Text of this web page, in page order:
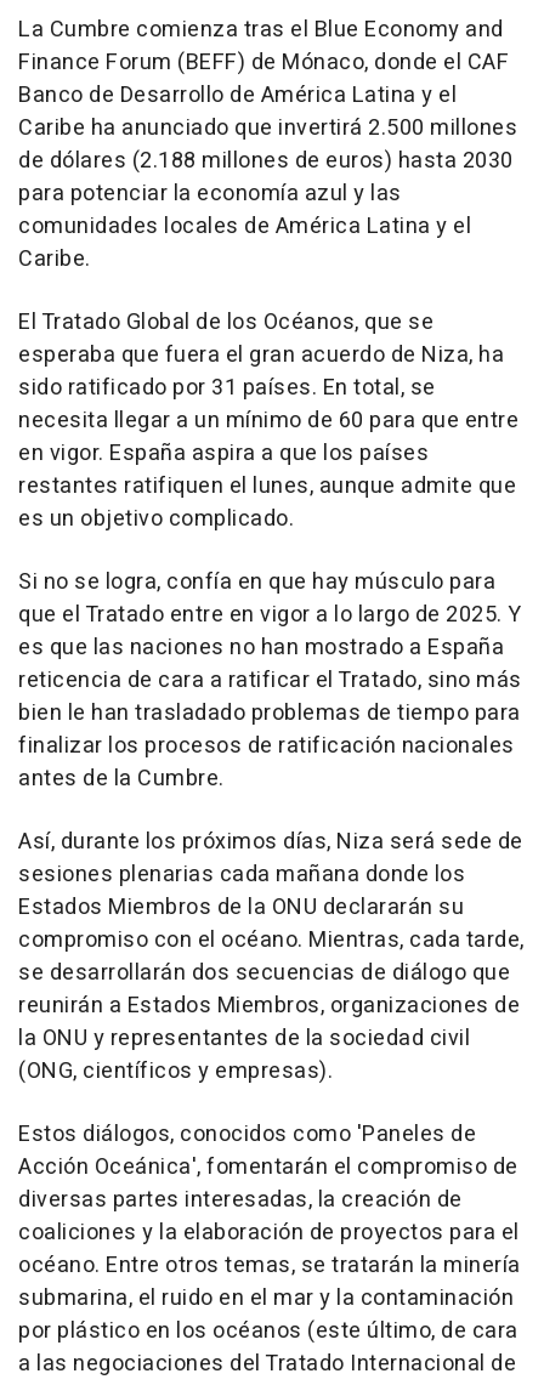
La Cumbre comienza tras el Blue Economy and
Finance Forum (BEFF) de Mónaco, donde el CAF
Banco de Desarrollo de América Latina y el
Caribe ha anunciado que invertirá 2.500 millones
de dólares (2.188 millones de euros) hasta 2030
para potenciar la economía azul y las
comunidades locales de América Latina y el
Caribe.
El Tratado Global de los Océanos, que se
esperaba que fuera el gran acuerdo de Niza, ha
sido ratificado por 31 países. En total, se
necesita llegar a un mínimo de 60 para que entre
en vigor. España aspira a que los países
restantes ratifiquen el lunes, aunque admite que
es un objetivo complicado.
Si no se logra, confía en que hay músculo para
que el Tratado entre en vigor a lo largo de 2025. Y
es que las naciones no han mostrado a España
reticencia de cara a ratificar el Tratado, sino más
bien le han trasladado problemas de tiempo para
finalizar los procesos de ratificación nacionales
antes de la Cumbre.
Así, durante los próximos días, Niza será sede de
sesiones plenarias cada mañana donde los
Estados Miembros de la ONU declararán su
compromiso con el océano. Mientras, cada tarde,
se desarrollarán dos secuencias de diálogo que
reunirán a Estados Miembros, organizaciones de
la ONU y representantes de la sociedad civil
(ONG, científicos y empresas).
Estos diálogos, conocidos como 'Paneles de
Acción Oceánica', fomentarán el compromiso de
diversas partes interesadas, la creación de
coaliciones y la elaboración de proyectos para el
océano. Entre otros temas, se tratarán la minería
submarina, el ruido en el mar y la contaminación
por plástico en los océanos (este último, de cara
a las negociaciones del Tratado Internacional de